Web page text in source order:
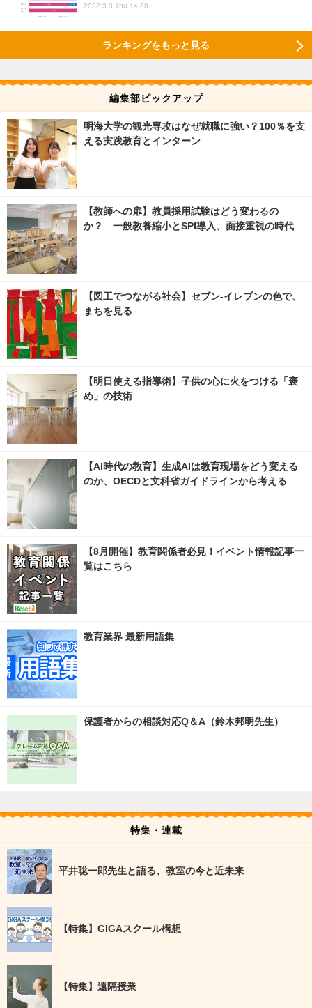
2022.3.3 Thu 14:50
ランキングをもっと見る
編集部ピックアップ
明海大学の観光専攻はなぜ就職に強い？100％を支
える実践教育とインターン
【教師への扉】教員採用試験はどう変わるの
か？ 一般教養縮小とSPI導入、面接重視の時代
【図工でつながる社会】セブン‐イレブンの色で、
まちを見る
【明日使える指導術】子供の心に火をつける「褒
め」の技術
【AI時代の教育】生成AIは教育現場をどう変える
のか、OECDと文科省ガイドラインから考える
【8月開催】教育関係者必見！イベント情報記事一
覧はこちら
教育業界 最新用語集
保護者からの相談対応Q＆A（鈴木邦明先生）
特集・連載
平井聡一郎先生と語る、教室の今と近未来
【特集】GIGAスクール構想
【特集】遠隔授業